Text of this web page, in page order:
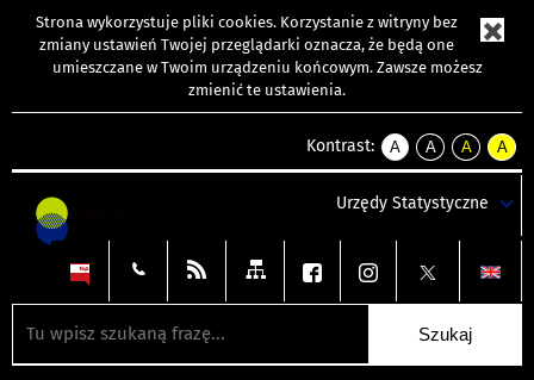
Strona wykorzystuje pliki cookies. Korzystanie z witryny bez
zmiany ustawień Twojej przeglądarki oznacza, że będą one
umieszczane w Twoim urządzeniu końcowym. Zawsze możesz
zmienić te ustawienia.
Kontrast:
A
kontrast
A
kontrast
tekst
czarnym
A
kontrast
tekst
czarnym
A
tekst
żółtym
Urzędy Statystyczne